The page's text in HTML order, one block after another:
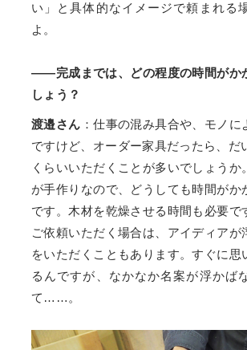
い」と具体的なイメージで頼まれる
よ。
——完成までは、どの程度の時間がか
しょう？
渡邉さん ：仕事の混み具合や、モノに
ですけど、オーダー家具だったら、だ
くらいいただくことが多いでしょうか
が手作りなので、どうしても時間がか
です。木材を乾燥させる時間も必要で
ご依頼いただく場合は、アイディアが
をいただくこともあります。すぐに思
るんですが、なかなか名案が浮かば
て……。